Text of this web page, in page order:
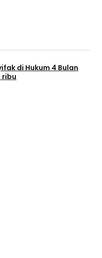
di Hukum 4 Bulan
ribu